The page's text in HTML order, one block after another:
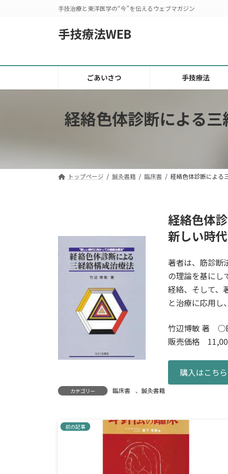
へ
キ
ョ
に
手技治療と東洋医学の“今”を伝えるウェブマガジン
手技療法WEB
ごあいさつ 手技療法
経絡色体診断による
トップページ 鍼灸書籍 臨床書 経絡色体診断によ
経絡色体
新しい時
著者は、筋診断
の理論を基にし
経絡、そして、
と治療に応用し
竹辺博敏 著
販売価格
購入はこち
カテゴリー 臨床書 、 鍼灸書籍
前の記事